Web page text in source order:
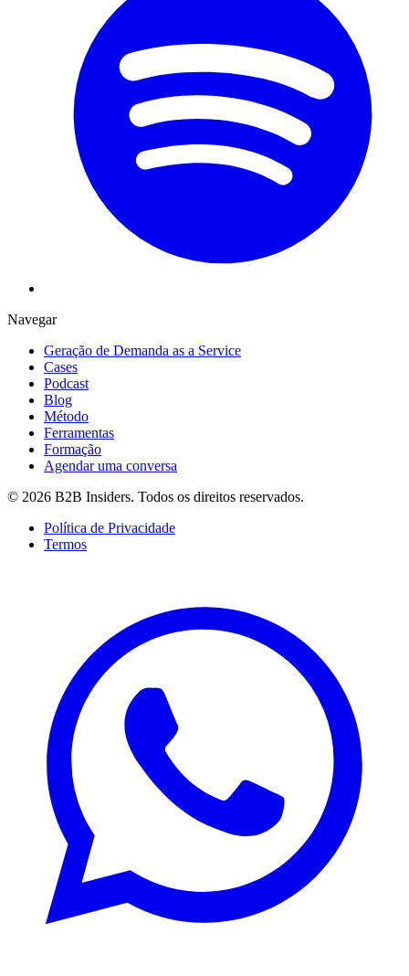
Navegar
Geração de Demanda as a Service
Cases
Podcast
Blog
Método
Ferramentas
Formação
Agendar uma conversa
© 2026 B2B Insiders. Todos os direitos reservados.
Política de Privacidade
Termos